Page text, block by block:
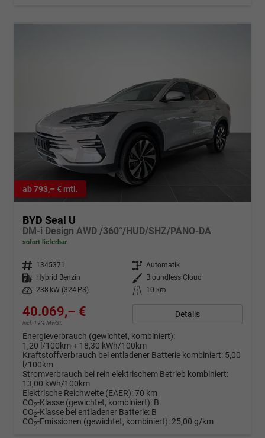
ab 793,– € mtl.
BYD Seal U
DM-i Design AWD /360°/HUD/SHZ/PANO-DA
sofort lieferbar
Fahrzeugnr. 1345371 Getriebe Automatik
Kraftstoff
Hybrid Benzin Außenfarbe
Bloundless Cloud
Leistung
238 kW (324 PS) Kilometerstand 10 km
40.069,– €
incl. 19% MwSt.
Details
Energieverbrauch (gewichtet, kombiniert):
1,20 l/100km + 18,30 kWh/100km
Kraftstoffverbrauch bei entladener Batterie kombiniert: 5,00
l/100km
Stromverbrauch bei rein elektrischem Betrieb kombiniert:
13,00 kWh/100km
Elektrische Reichweite (EAER):70 km
CO2-Klasse (gewichtet, kombiniert): B
CO2-Klasse bei entladener Batterie: B
CO2-Emissionen (gewichtet, kombiniert): 25,00 g/km